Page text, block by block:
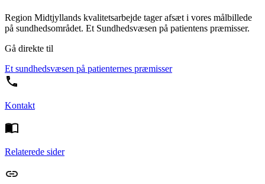
Region Midtjyllands kvalitetsarbejde tager afsæt i vores målbillede
på sundhedsområdet. Et Sundhedsvæsen på patientens præmisser.
Gå direkte til
Et sundhedsvæsen på patienternes præmisser
Kontakt
Relaterede sider